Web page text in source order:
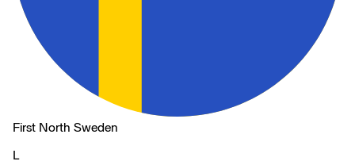
First North Sweden
L